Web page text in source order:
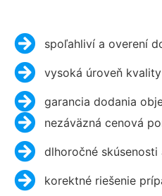
spoľahliví a overení
vysoká úroveň
garancia dodania
nezáväzná cenová
dlhoročné skúsenosti
korektné riešenie